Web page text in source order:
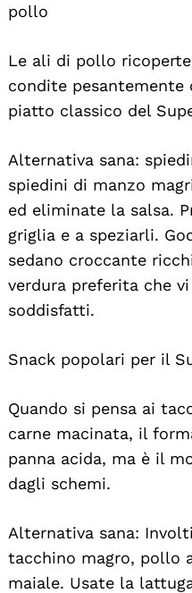
pollo
Le ali di pollo
condite pesantemente
piatto classico del
Alternativa sana:
spiedini di manzo
ed eliminate la salsa.
griglia e a speziarli.
sedano croccante
verdura preferita che
soddisfatti.
Snack popolari per il
Quando si pensa ai
carne macinata, il
panna acida, ma è il
dagli schemi.
Alternativa sana:
tacchino magro, pollo
maiale. Usate la